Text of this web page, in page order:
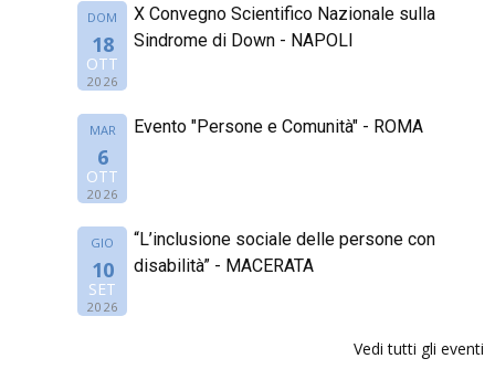
DOM
18
OTT
2026
X Convegno Scientifico Nazionale sulla
Sindrome di Down - NAPOLI
MAR
6
OTT
2026
Evento "Persone e Comunità" - ROMA
GIO
10
SET
2026
“L’inclusione sociale delle persone con
disabilità” - MACERATA
Vedi tutti gli eventi